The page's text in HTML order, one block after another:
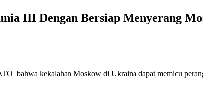
III Dengan Bersiap Menyerang
bahwa kekalahan Moskow di Ukraina dapat memicu